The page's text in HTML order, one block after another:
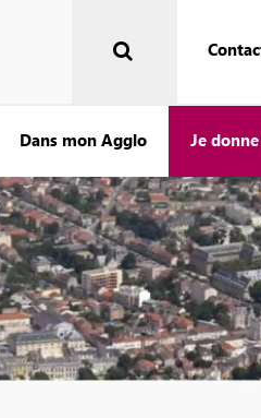
Dans mon Agglo Je